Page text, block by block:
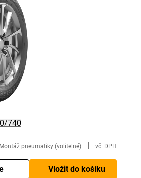
740
Montáž pneumatiky (volitelné) | vč. DPH
Vložit do košíku